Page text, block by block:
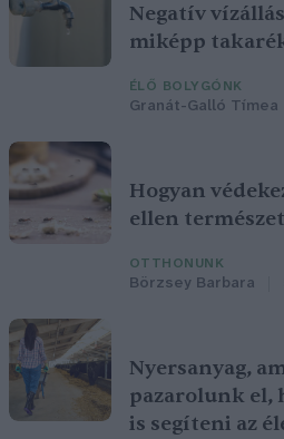
Negatív
miképp
ÉLŐ BOLYGÓNK
Granát-Galló Tímea
Hogyan
ellen
OTTHONUNK
Börzsey Barbara
Nyersanyag,
pazarolunk
is segíteni az